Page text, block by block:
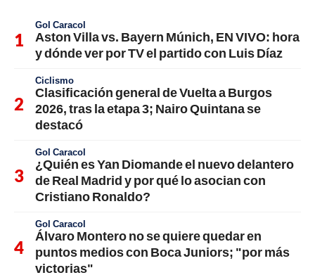
Gol Caracol
Aston Villa vs. Bayern Múnich, EN VIVO: hora
y dónde ver por TV el partido con Luis Díaz
Ciclismo
Clasificación general de Vuelta a Burgos
2026, tras la etapa 3; Nairo Quintana se
destacó
Gol Caracol
¿Quién es Yan Diomande el nuevo delantero
de Real Madrid y por qué lo asocian con
Cristiano Ronaldo?
Gol Caracol
Álvaro Montero no se quiere quedar en
puntos medios con Boca Juniors; "por más
victorias"